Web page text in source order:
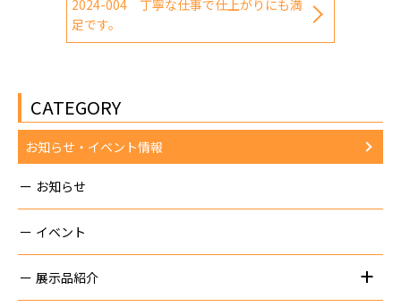
2024-004 丁寧な仕事で仕上がりにも満
足です。
CATEGORY
お知らせ・イベント情報
お知らせ
イベント
展示品紹介